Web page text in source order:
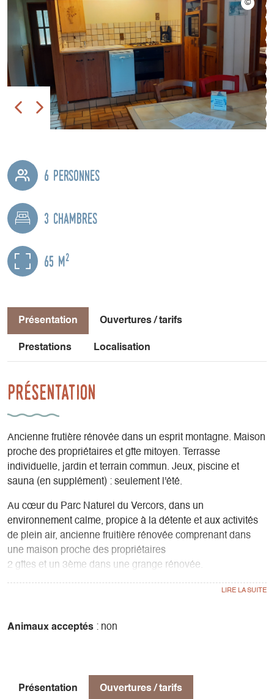
6 personnes
3 chambres
65 m2
Présentation Ouvertures / tarifs
Prestations Localisation
Présentation
Ancienne frutière rénovée dans un esprit montagne. Maison
proche des propriétaires et gîte mitoyen. Terrasse
individuelle, jardin et terrain commun. Jeux, piscine et
sauna (en supplément) : seulement l'été.
Au cœur du Parc Naturel du Vercors, dans un
environnement calme, propice à la détente et aux activités
de plein air, ancienne fruitière rénovée comprenant dans
une maison proche des propriétaires
2 gîtes et un 3ème dans une grange rénovée.
Terrasse individuelle fermée, terrain commun, jeux enfants,
Animaux acceptés : non
Présentation Ouvertures / tarifs